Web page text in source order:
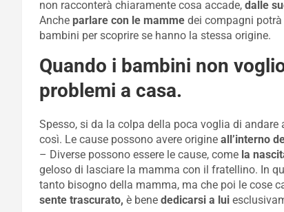
non racconterà chiaramente cosa accade, dalle
Anche parlare con le mamme dei compagni
bambini per scoprire se hanno la stessa origine.
Quando i bambini non
problemi a casa.
Spesso, si da la colpa della poca voglia di
così. Le cause possono avere origine all’interno
– Diverse possono essere le cause, come la
geloso di lasciare la mamma con il fratellino. In
tanto bisogno della mamma, ma che poi le cose
sente trascurato, è bene dedicarsi a lui